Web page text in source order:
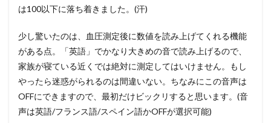
は100以下に落ち着きました。(汗)
少し驚いたのは、血圧測定後に数値を読み上げてくれる機能
がある点。「英語」でかなり大きめの音で読み上げるので、
家族が寝ている近くでは絶対に測定してはいけません。もし
やったら迷惑がられるのは間違いない。ちなみにこの音声は
OFFにできますので、最初だけビックリすると思います。(音
声は英語/フランス語/スペイン語かOFFが選択可能)